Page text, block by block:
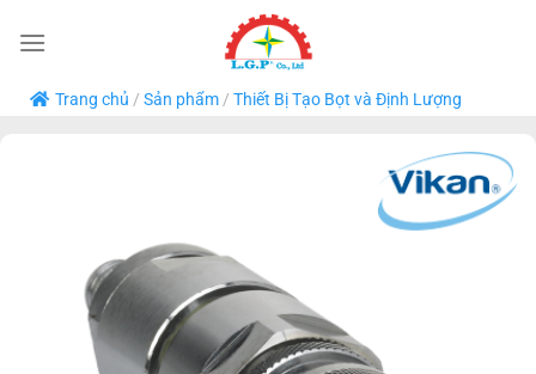
qua
dung
Trang chủ / Sản phẩm/ Thiết Bị Tạo Bọt và Định Lượng